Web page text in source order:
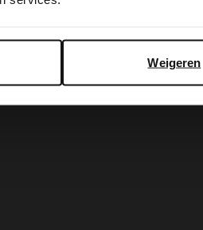
Weigeren